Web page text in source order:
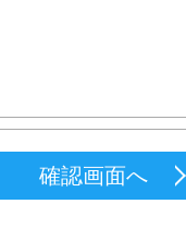
確認画面へ